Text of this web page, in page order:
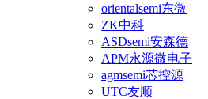
orientalsemi东微
ZK中科
ASDsemi安森德
APM永源微电子
agmsemi芯控源
UTC友顺